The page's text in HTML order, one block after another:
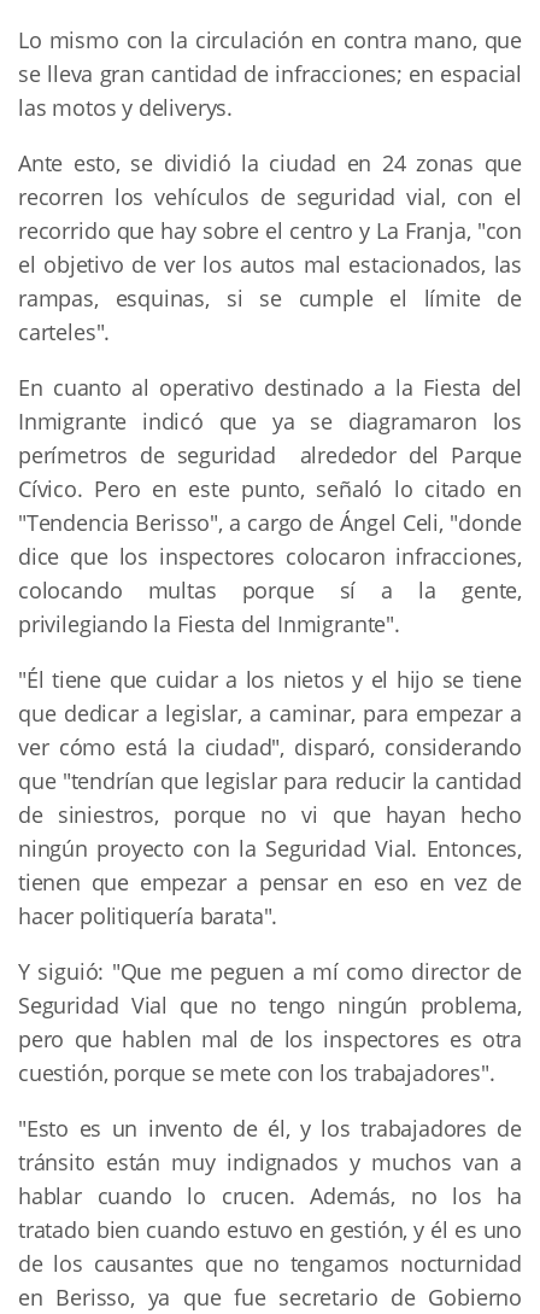
Lo mismo con la circulación en contra mano, que
se lleva gran cantidad de infracciones; en espacial
las motos y deliverys.
Ante esto, se dividió la ciudad en 24 zonas que
recorren los vehículos de seguridad vial, con el
recorrido que hay sobre el centro y La Franja, "con
el objetivo de ver los autos mal estacionados, las
rampas, esquinas, si se cumple el límite de
carteles".
En cuanto al operativo destinado a la Fiesta del
Inmigrante indicó que ya se diagramaron los
perímetros de seguridad alrededor del Parque
Cívico. Pero en este punto, señaló lo citado en
"Tendencia Berisso", a cargo de Ángel Celi, "donde
dice que los inspectores colocaron infracciones,
colocando multas porque sí a la gente,
privilegiando la Fiesta del Inmigrante".
"Él tiene que cuidar a los nietos y el hijo se tiene
que dedicar a legislar, a caminar, para empezar a
ver cómo está la ciudad", disparó, considerando
que "tendrían que legislar para reducir la cantidad
de siniestros, porque no vi que hayan hecho
ningún proyecto con la Seguridad Vial. Entonces,
tienen que empezar a pensar en eso en vez de
hacer politiquería barata".
Y siguió: "Que me peguen a mí como director de
Seguridad Vial que no tengo ningún problema,
pero que hablen mal de los inspectores es otra
cuestión, porque se mete con los trabajadores".
"Esto es un invento de él, y los trabajadores de
tránsito están muy indignados y muchos van a
hablar cuando lo crucen. Además, no los ha
tratado bien cuando estuvo en gestión, y él es uno
de los causantes que no tengamos nocturnidad
en Berisso, ya que fue secretario de Gobierno